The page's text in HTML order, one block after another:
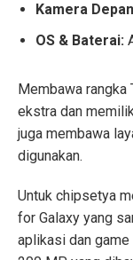
Kamera
OS & Baterai:
Membawa
ekstra dan
juga membawa
digunakan.
Untuk chipsetya
for Galaxy yang
aplikasi dan